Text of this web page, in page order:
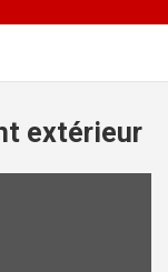
extérieur